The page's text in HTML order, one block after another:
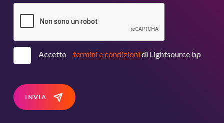
Accetto termini e condizionidi Lightsource bp
INVIA